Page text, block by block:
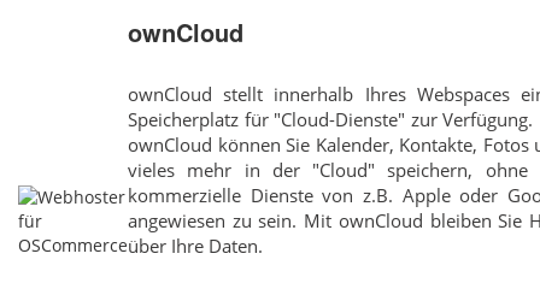
ownCloud
ownCloud stellt innerhalb Ihres Webspaces
Speicherplatz für "Cloud-Dienste" zur
ownCloud können Sie Kalender, Kontakte, Fotos
vieles mehr in der "Cloud" speichern, ohne
kommerzielle Dienste von z.B. Apple oder
angewiesen zu sein. Mit ownCloud bleiben Sie
über Ihre Daten.